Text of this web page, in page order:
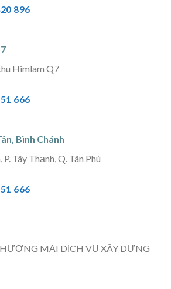
896
Himlam Q7
666
Bình Chánh
Tây Thạnh, Q. Tân Phú
666
MẠI DỊCH VỤ XÂY DỰNG